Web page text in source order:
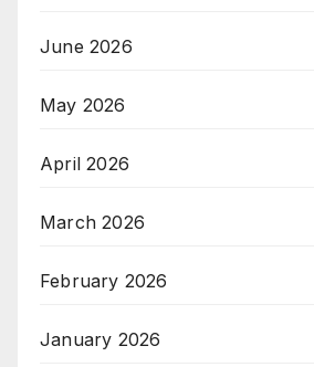
June 2026
May 2026
April 2026
March 2026
February 2026
January 2026